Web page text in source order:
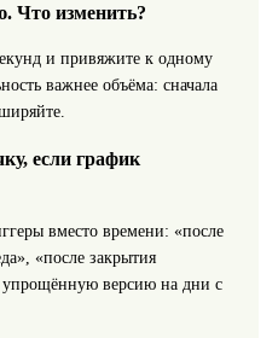
Что изменить?
и привяжите к одному
важнее объёма: сначала
если график
вместо времени: «после
«после закрытия
упрощённую версию на дни с